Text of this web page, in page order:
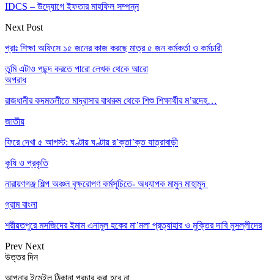
IDCS – উদ্যোগে ইফতার মাহফিল সম্পন্ন
Next Post
প্রাঃ শিক্ষা অফিসে ১৫ জনের কাজ করছে মাত্র ৫ জন কর্মকর্তা ও কর্মচারী
তুমি এটাও পছন্দ করতে পারো লেখক থেকে আরো
অপরাধ
রাজধানীর কদমতলীতে মাদ্রাসার বাথরুম থেকে শিশু শিক্ষার্থীর ম’রদেহ…
জাতীয়
ফিরে দেখা ৫ আগস্ট: ঘণ্টায় ঘণ্টায় র’ক্তা’ক্ত যাত্রাবাড়ী
কৃষি ও প্রকৃতি
নারায়ণগঞ্জ শিল্প অঞ্চল বৃক্ষরোপণ কর্মসূচিতে- অধ্যাপক মামুন মাহামুদ
গ্রাম বাংলা
শরীয়তপুরে মসজিদের ইমাম এনামুল হকের মা’মলা প্রত্যাহার ও মুক্তির দাবি মুসল্লীদের
Prev Next
উত্তর দিন
আপনার ইমেইল ঠিকানা প্রচার করা হবে না.